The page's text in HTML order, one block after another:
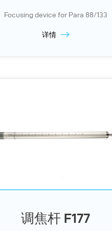
Focusing device for Para 88/133
详情
调焦杆 F177